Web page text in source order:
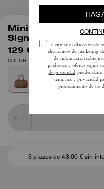
Mini bandolera
Signature
129 € 425 €
COLOR: Im/Caqui/Rojo Eléctrico
3 plazos de 43,00 € sin